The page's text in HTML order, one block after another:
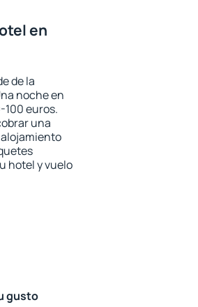
en
de la
noche en
100 euros.
una
alojamiento
hotel y vuelo
gusto